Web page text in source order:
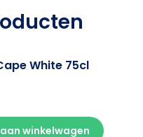
White 75cl
winkelwagen